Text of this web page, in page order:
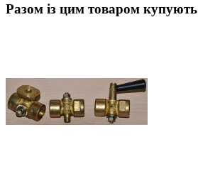
Разом із цим товаром купують